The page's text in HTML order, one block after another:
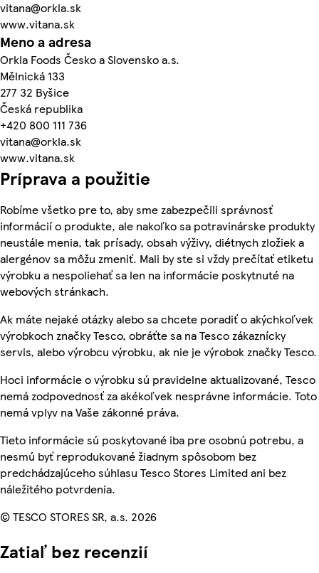
vitana@orkla.sk
www.vitana.sk
Meno a adresa
Orkla Foods Česko a Slovensko a.s.
Mělnická 133
277 32 Byšice
Česká republika
+420 800 111 736
vitana@orkla.sk
www.vitana.sk
Príprava a použitie
Robíme všetko pre to, aby sme zabezpečili správnosť
informácií o produkte, ale nakoľko sa potravinárske produkty
neustále menia, tak prísady, obsah výživy, diétnych zložiek a
alergénov sa môžu zmeniť. Mali by ste si vždy prečítať etiketu
výrobku a nespoliehať sa len na informácie poskytnuté na
webových stránkach.
Ak máte nejaké otázky alebo sa chcete poradiť o akýchkoľvek
výrobkoch značky Tesco, obráťte sa na Tesco zákaznícky
servis, alebo výrobcu výrobku, ak nie je výrobok značky Tesco.
Hoci informácie o výrobku sú pravidelne aktualizované, Tesco
nemá zodpovednosť za akékoľvek nesprávne informácie. Toto
nemá vplyv na Vaše zákonné práva.
Tieto informácie sú poskytované iba pre osobnú potrebu, a
nesmú byť reprodukované žiadnym spôsobom bez
predchádzajúceho súhlasu Tesco Stores Limited ani bez
náležitého potvrdenia.
© TESCO STORES SR, a.s. 2026
Zatiaľ bez recenzií